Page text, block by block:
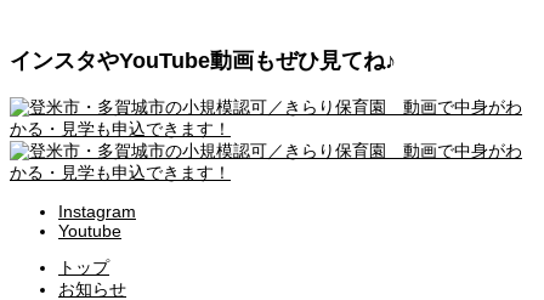
インスタやYouTube動画もぜひ見てね♪
Instagram
Youtube
トップ
お知らせ